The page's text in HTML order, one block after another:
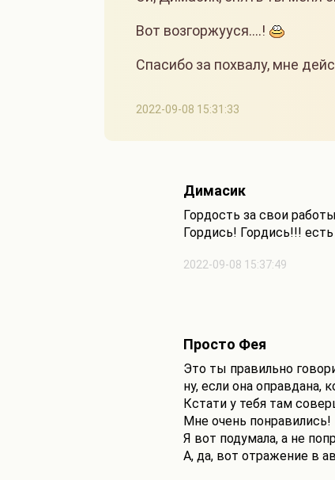
2022-09-08 15:31:33
Вот возгоржууся....!
Спасибо за похвалу, мне
2022-09-08 15:37:49
Димасик
Гордость за свои
Гордись! Гордись!!! есть
Просто Фея
Это ты правильно
ну, если она оправдана,
Кстати у тебя там
Мне очень понравились!
Я вот подумала, а не
А, да, вот отражение в